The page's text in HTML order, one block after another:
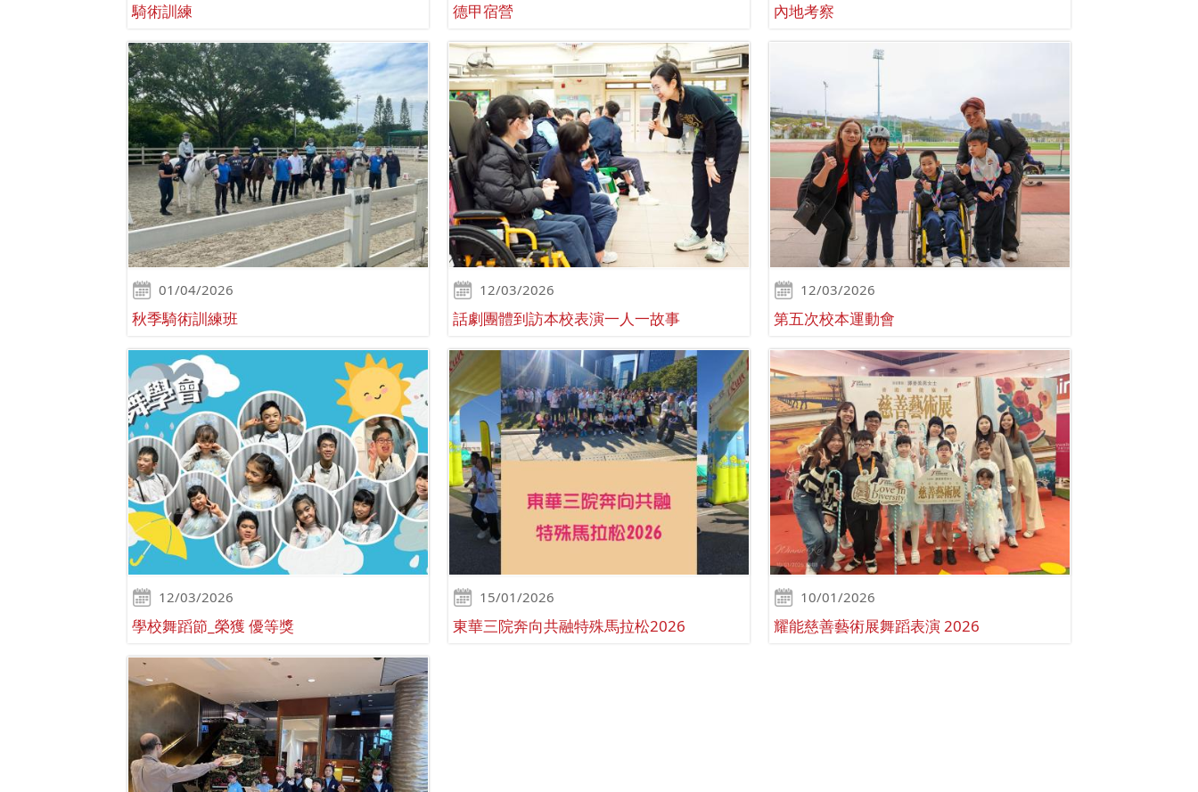
騎術訓練 德甲宿營 內地考察
01/04/2026
秋季騎術訓練班
12/03/2026
話劇團體到訪本校表演一人一故事
12/03/2026
第五次校本運動會
12/03/2026
學校舞蹈節_榮獲 優等獎
15/01/2026
東華三院奔向共融特殊馬拉松2026
10/01/2026
耀能慈善藝術展舞蹈表演 2026